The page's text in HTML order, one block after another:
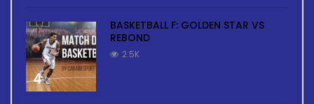
4
BASKETBALL F: GOLDEN STAR VS
REBOND
2.5K